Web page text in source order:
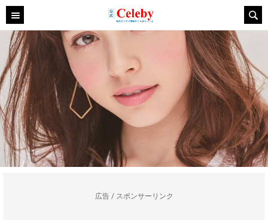
広告 / スポンサーリンク